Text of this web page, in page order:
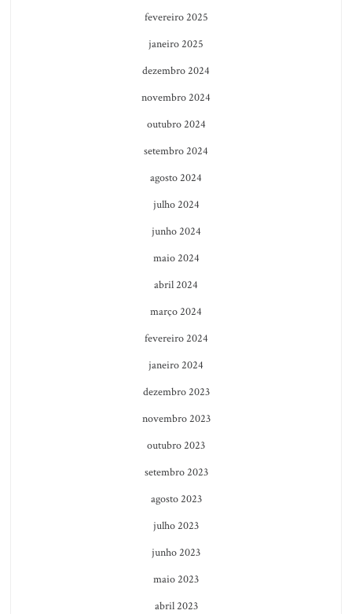
fevereiro 2025
janeiro 2025
dezembro 2024
novembro 2024
outubro 2024
setembro 2024
agosto 2024
julho 2024
junho 2024
maio 2024
abril 2024
março 2024
fevereiro 2024
janeiro 2024
dezembro 2023
novembro 2023
outubro 2023
setembro 2023
agosto 2023
julho 2023
junho 2023
maio 2023
abril 2023